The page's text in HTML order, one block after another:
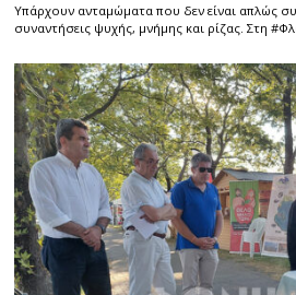
Υπάρχουν ανταμώματα που δεν είναι απλώς
συναντήσεις ψυχής, μνήμης και ρίζας. Στη